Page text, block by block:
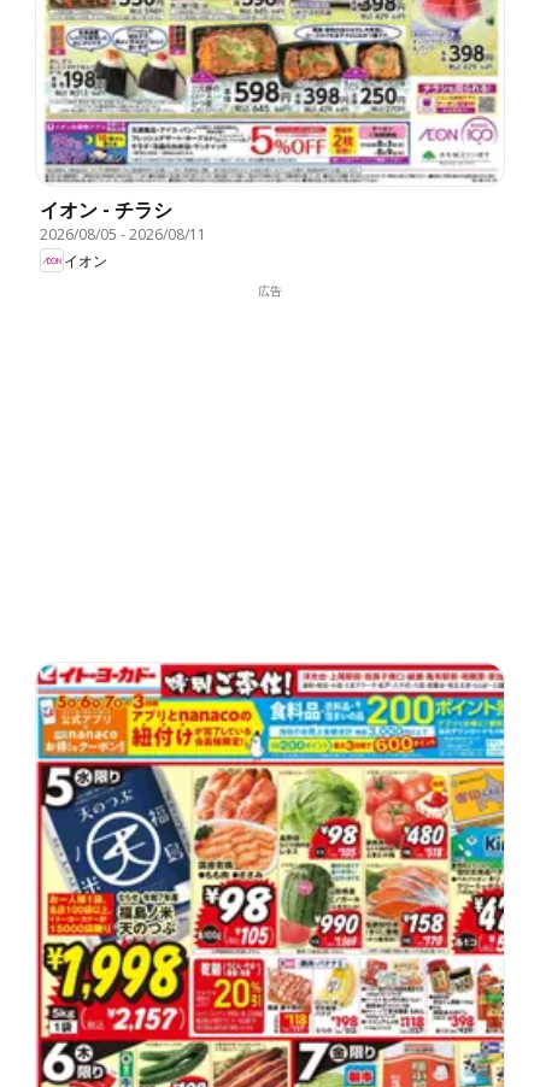
イオン - チラシ
2026/08/05 -2026/08/11
イオン
広告